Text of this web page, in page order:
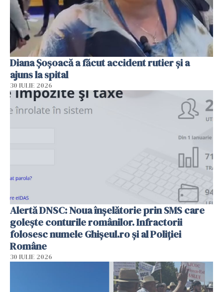
Diana Șoșoacă a făcut accident rutier și a
ajuns la spital
30 IULIE 2026
Alertă DNSC: Noua înșelătorie prin SMS care
golește conturile românilor. Infractorii
folosesc numele Ghișeul.ro și al Poliției
Române
30 IULIE 2026